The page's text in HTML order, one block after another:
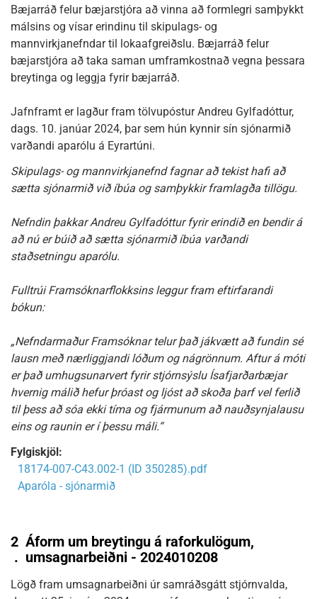
Bæjarráð felur bæjarstjóra að vinna að formlegri samþykkt
málsins og vísar erindinu til skipulags- og
mannvirkjanefndar til lokaafgreiðslu. Bæjarráð felur
bæjarstjóra að taka saman umframkostnað vegna þessara
breytinga og leggja fyrir bæjarráð.
Jafnframt er lagður fram tölvupóstur Andreu Gylfadóttur,
dags. 10. janúar 2024, þar sem hún kynnir sín sjónarmið
varðandi aparólu á Eyrartúni.
Skipulags- og mannvirkjanefnd fagnar að tekist hafi að
sætta sjónarmið við íbúa og samþykkir framlagða tillögu.
Nefndin þakkar Andreu Gylfadóttur fyrir erindið en bendir á
að nú er búið að sætta sjónarmið íbúa varðandi
staðsetningu aparólu.
Fulltrúi Framsóknarflokksins leggur fram eftirfarandi
bókun:
„Nefndarmaður Framsóknar telur það jákvætt að fundin sé
lausn með nærliggjandi lóðum og nágrönnum. Aftur á móti
er það umhugsunarvert fyrir stjórnsýslu Ísafjarðarbæjar
hvernig málið hefur þróast og ljóst að skoða þarf vel ferlið
til þess að sóa ekki tíma og fjármunum að nauðsynjalausu
eins og raunin er í þessu máli.“
Fylgiskjöl:
18174-007-C43.002-1 (ID 350285).pdf
Aparóla - sjónarmið
2
.
Áform um breytingu á raforkulögum,
umsagnarbeiðni - 2024010208
Lögð fram umsagnarbeiðni úr samráðsgátt stjórnvalda,